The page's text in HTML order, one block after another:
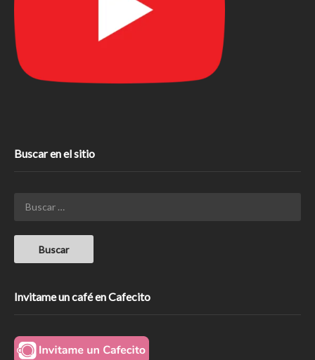
Buscar en el sitio
Invitame un café en Cafecito